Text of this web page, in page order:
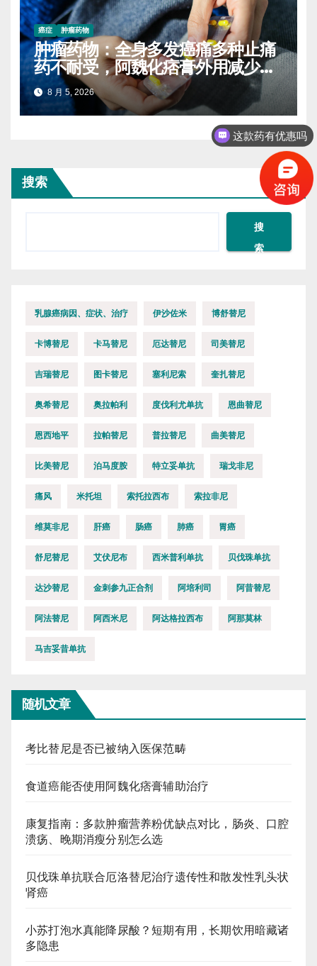
癌症 肿瘤药物
肿瘤药物：全身多发癌痛多种止痛
药不耐受，阿魏化痞膏外用减少口
服药量的实操案例
8 月 5, 2026
搜索
搜
索
乳腺癌病因、症状、治疗 伊沙佐米 博舒替尼
卡博替尼 卡马替尼 厄达替尼 司美替尼
吉瑞替尼 图卡替尼 塞利尼索 奎扎替尼
奥希替尼 奥拉帕利 度伐利尤单抗 恩曲替尼
恩西地平 拉帕替尼 普拉替尼 曲美替尼
比美替尼 泊马度胺 特立妥单抗 瑞戈非尼
痛风 米托坦 索托拉西布 索拉非尼
维莫非尼 肝癌 肠癌 肺癌 胃癌
舒尼替尼 艾伏尼布 西米普利单抗 贝伐珠单抗
达沙替尼 金刺参九正合剂 阿培利司 阿昔替尼
阿法替尼 阿西米尼 阿达格拉西布 阿那莫林
马吉妥昔单抗
随机文章
考比替尼是否已被纳入医保范畴
食道癌能否使用阿魏化痞膏辅助治疗
康复指南：多款肿瘤营养粉优缺点对比，肠炎、口腔
溃疡、晚期消瘦分别怎么选
贝伐珠单抗联合厄洛替尼治疗遗传性和散发性乳头状
肾癌
小苏打泡水真能降尿酸？短期有用，长期饮用暗藏诸
多隐患
这款药有优惠吗